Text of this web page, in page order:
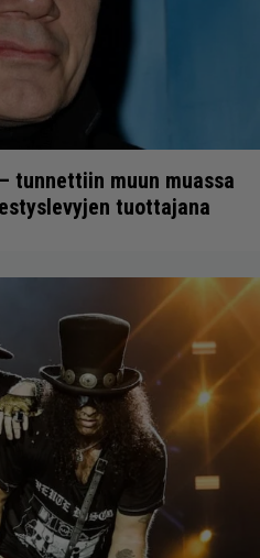
tunnettiin muun muassa
tuottajana